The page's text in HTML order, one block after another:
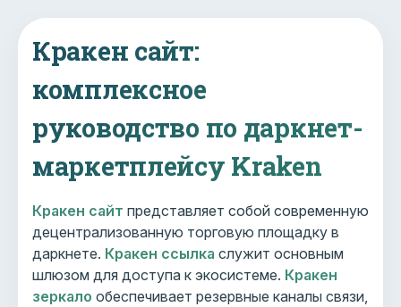
Кракен сайт:
комплексное
руководство по даркнет-
маркетплейсу Kraken
Кракен сайт представляет собой современную
децентрализованную торговую площадку в
даркнете. Кракен ссылка служит основным
шлюзом для доступа к экосистеме. Кракен
зеркало обеспечивает резервные каналы связи,